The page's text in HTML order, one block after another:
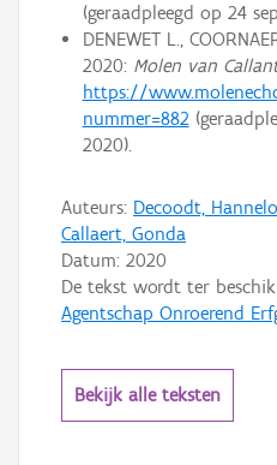
(geraadpleegd op 24
DENEWET L.,
2020: Molen van
https://
nummer=882
2020).
Auteurs: Decoodt,
Callaert, Gonda
Datum: 2020
De tekst wordt ter
Agentschap Onroerend
Bekijk alle teksten